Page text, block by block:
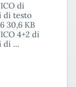
di
di testo
30,6 KB
4+2 di
di …